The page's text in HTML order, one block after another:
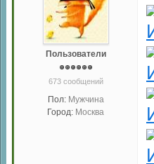
Пользователи
673 сообщений
Пол: Мужчина
Город: Москва